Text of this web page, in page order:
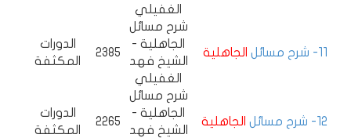
الغفيلي
11- شرح مسائل الجاهلية
شرح مسائل
الجاهلية -
الشيخ فهد
الغفيلي
2385
الدورات
المكثفة
12- شرح مسائل الجاهلية
شرح مسائل
الجاهلية -
الشيخ فهد
2265
الدورات
المكثفة